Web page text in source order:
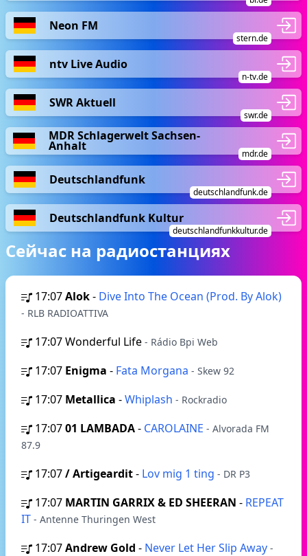
Neon FM
stern.de
ntv Live Audio
n-tv.de
SWR Aktuell
swr.de
MDR Schlagerwelt Sachsen-
Anhalt
mdr.de
Deutschlandfunk
deutschlandfunk.de
Deutschlandfunk Kultur
deutschlandfunkkultur.de
Сейчас на радиостанциях
17:07Alok- Dive Into The Ocean (Prod. By Alok)
- RLB RADIOATTIVA
17:07Wonderful Life - Rádio Bpi Web
17:07 Enigma - Fata Morgana - Skew 92
17:07 Metallica -Whiplash - Rockradio
17:0701 LAMBADA- CAROLAINE - Alvorada FM
87.9
17:07/ Artigeardit- Lov mig 1 ting - DR P3
17:07 MARTIN GARRIX & ED SHEERAN - REPEAT
IT - Antenne Thuringen West
17:07Andrew Gold - Never Let Her Slip Away -